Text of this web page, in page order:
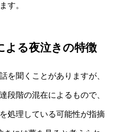
す。
よる夜泣きの特徴
を聞くことがありますが、
段階の混在によるもので、
処理している可能性が指摘